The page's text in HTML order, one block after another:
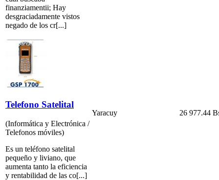
finanziamentii; Hay
desgraciadamente vistos
negado de los cr[...]
Telefono Satelital
(Informática y Electrónica /
Telefonos móviles)
Es un teléfono satelital
pequeño y liviano, que
aumenta tanto la eficiencia
y rentabilidad de las co[...]
Yaracuy 26 977.44